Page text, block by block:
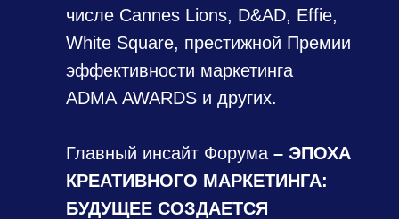
числе Cannes Lions, D&AD, Effie,
White Square, престижной Премии
эффективности маркетинга
ADMA AWARDS и других.
Главный инсайт Форума – ЭПОХА
КРЕАТИВНОГО МАРКЕТИНГА:
БУДУЩЕЕ СОЗДАЕТСЯ